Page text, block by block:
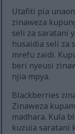
Utafiti pia
zinaweza
seli za saratani
husaidia seli za
mrefu zaidi.
beri nyeusi
njia mpya.
Blackberries
Zinaweza
madhara. Kula
kuzuia saratani